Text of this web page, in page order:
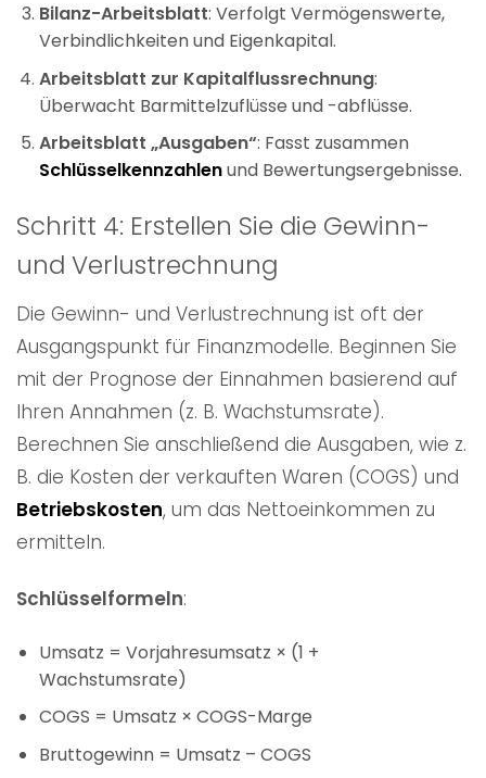
Bilanz-Arbeitsblatt: Verfolgt Vermögenswerte,
Verbindlichkeiten und Eigenkapital.
Arbeitsblatt zur Kapitalflussrechnung:
Überwacht Barmittelzuflüsse und -abflüsse.
Arbeitsblatt „Ausgaben“: Fasst zusammen
Schlüsselkennzahlenund Bewertungsergebnisse.
Schritt 4: Erstellen Sie die Gewinn-
und Verlustrechnung
Die Gewinn- und Verlustrechnung ist oft der
Ausgangspunkt für Finanzmodelle. Beginnen Sie
mit der Prognose der Einnahmen basierend auf
Ihren Annahmen (z. B. Wachstumsrate).
Berechnen Sie anschließend die Ausgaben, wie z.
B. die Kosten der verkauften Waren (COGS) und
Betriebskosten, um das Nettoeinkommen zu
ermitteln.
Schlüsselformeln:
Umsatz = Vorjahresumsatz × (1 +
Wachstumsrate)
COGS = Umsatz × COGS-Marge
Bruttogewinn = Umsatz – COGS